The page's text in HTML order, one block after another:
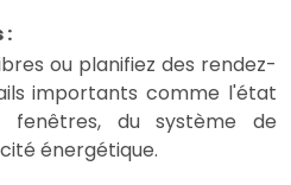
:
ou planifiez des rendez-
importants comme l'état
du système de
énergétique.